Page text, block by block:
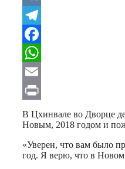
VK
Telegram
Facebook
WhatsApp
Email
Print
В Цхинвале во Дворце
Новым, 2018 годом и
«Уверен, что вам было
год. Я верю, что в Новом